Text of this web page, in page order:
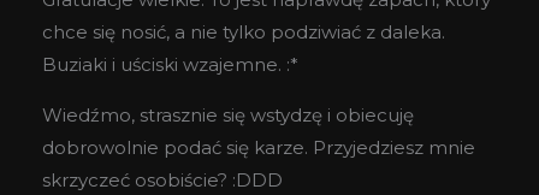
chce się nosić, a nie tylko podziwiać z daleka.
Buziaki i uściski wzajemne. :*
Wiedźmo, strasznie się wstydzę i obiecuję
dobrowolnie podać się karze. Przyjedziesz mnie
skrzyczeć osobiście? :DDD